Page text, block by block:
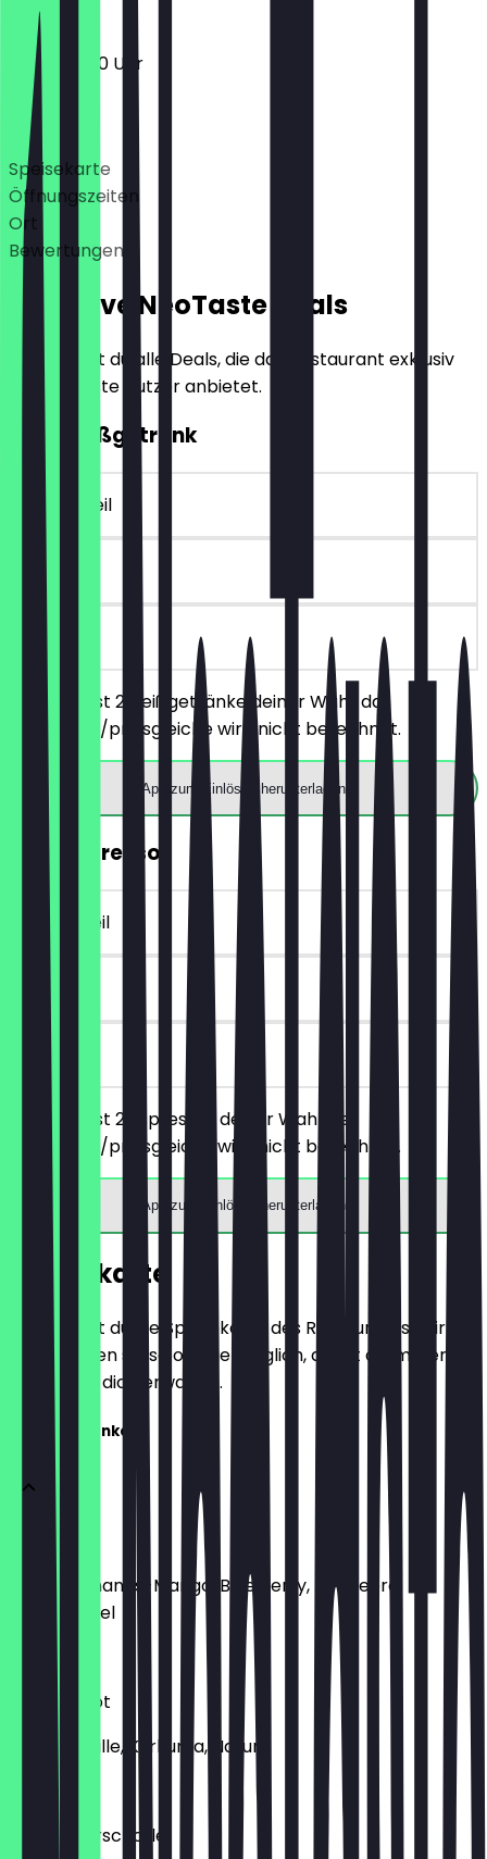
13:00 - 17:00 Uhr
Deals
Speisekarte
Öffnungszeiten
Ort
Bewertungen
Exklusive NeoTaste Deals
Hier findest du alle Deals, die das Restaurant exklusiv
für NeoTaste Nutzer anbietet.
2für1 Heißgetränk
~€ 4 Vorteil
90 Tage
vor Ort
Du bestellst 2 Heißgetränke deiner Wahl, das
günstigere/preisgleiche wird nicht berechnet.
App zum Einlösen herunterladen
2für1 Espresso
~€ 2 Vorteil
90 Tage
vor Ort
Du bestellst 2 Espressos deiner Wahl, der
günstigere/preisgleiche wird nicht berechnet.
App zum Einlösen herunterladen
Speisekarte
Hier findest du die Speisekarte des Restaurants. Wir
aktualisieren sie so oft wie möglich, damit du immer
weißt, was dich erwartet.
Kalte Getränke
Eistee
Melone, Ananas-Mango, Blue Berry, Himbeere,
Granatapfel
€ 3,70
Ingwer Shot
Honig, Vanille, Kurkuma, Natur
Rhabarberschorle